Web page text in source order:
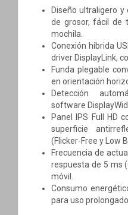
Diseño ultraligero
de grosor, fácil de
mochila.
Conexión híbrida
driver DisplayLink,
Funda plegable
en orientación
Detección
software
Panel IPS Full HD
superficie
(Flicker-Free y Low
Frecuencia de
respuesta de 5 ms
móvil.
Consumo
para uso